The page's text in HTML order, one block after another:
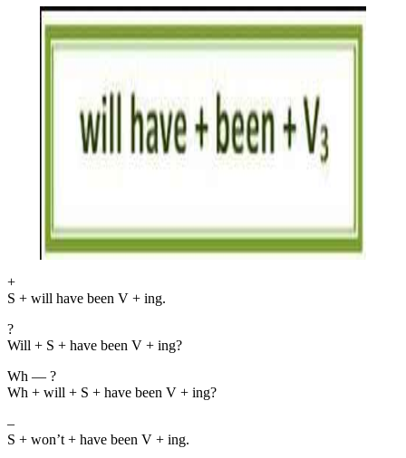
+
S + will have been V + ing.
?
Will + S + have been V + ing?
Wh — ?
Wh + will + S + have been V + ing?
–
S + won’t + have been V + ing.